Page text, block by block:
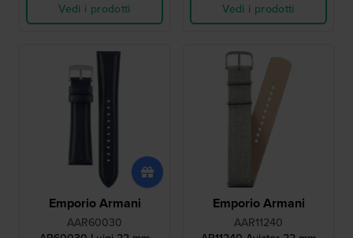
Vedi i prodotti
Vedi i prodotti
Emporio Armani
AAR60030
Emporio Armani
AAR11240